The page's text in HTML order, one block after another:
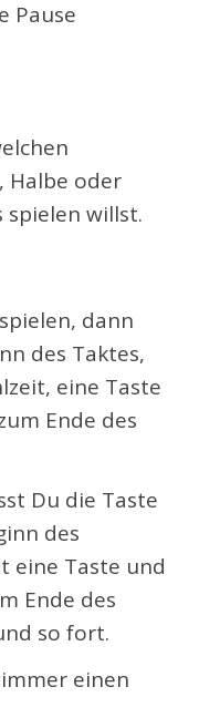
Pause
Halbe oder
spielen willst.
dann
des Taktes,
eine Taste
Ende des
Du die Taste
des
eine Taste und
Ende des
so fort.
einen